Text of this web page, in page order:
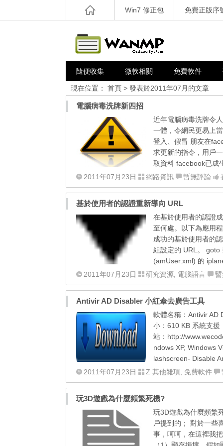
Win7 修正包 免費正版序
隨便收集 微軟相關 免費軟件
現在位置： 首頁 > 發表於2011年07月的文章
電腦病毒洗牌新四招
近年電腦病毒洗牌令
一體，令網民更易上
登入、假冒 朋友在
求更新的指令，用戶
取資料 facebook已成
2011年07月23日
網路資訊 暫無評論
基於使用者的認證重新導向 URL
在基於使用者的認證
至何處。以下為應用
成功的基於使用者的
組設定的 URL。 goto
(amUser.xml) 的
2011年07月23日
研究資源 電腦語言
Antivir AD Disabler 小紅傘去廣告工具
軟體名稱：Antivir AD
小：610 KB 系統支
站：http://
ndows XP, Windows
lashscreen- Disable
2011年07月23日
Z 其他雜項 免費軟件
玩3D遊戲為什麼頻繁死機?
玩3D遊戲為什麼頻繁
戶提到的； 對於一些
事，呵呵，在這裡我